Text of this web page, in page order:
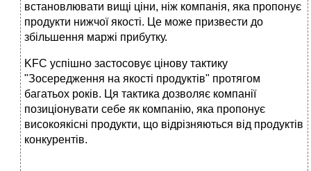
встановлювати вищі ціни, ніж компанія, яка пропонує
продукти нижчої якості. Це може призвести до
збільшення маржі прибутку.
KFC успішно застосовує цінову тактику
"Зосередження на якості продуктів" протягом
багатьох років. Ця тактика дозволяє компанії
позиціонувати себе як компанію, яка пропонує
високоякісні продукти, що відрізняються від продуктів
конкурентів.